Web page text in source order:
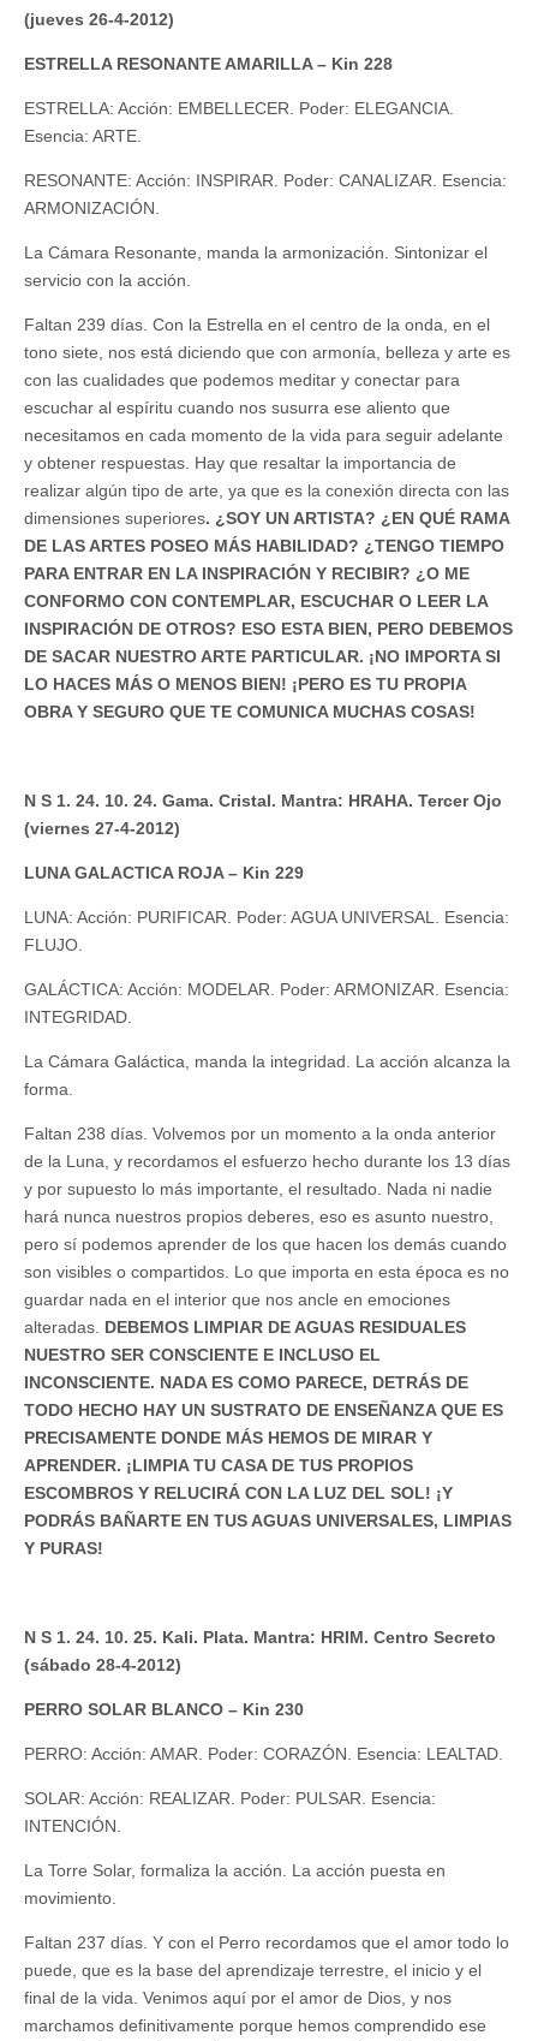
(jueves 26-4-2012)
ESTRELLA RESONANTE AMARILLA – Kin 228
ESTRELLA: Acción: EMBELLECER. Poder: ELEGANCIA.
Esencia: ARTE.
RESONANTE: Acción: INSPIRAR. Poder: CANALIZAR. Esencia:
ARMONIZACIÓN.
La Cámara Resonante, manda la armonización. Sintonizar el
servicio con la acción.
Faltan 239 días. Con la Estrella en el centro de la onda, en el
tono siete, nos está diciendo que con armonía, belleza y arte es
con las cualidades que podemos meditar y conectar para
escuchar al espíritu cuando nos susurra ese aliento que
necesitamos en cada momento de la vida para seguir adelante
y obtener respuestas. Hay que resaltar la importancia de
realizar algún tipo de arte, ya que es la conexión directa con las
dimensiones superiores. ¿SOY UN ARTISTA? ¿EN QUÉ RAMA
DE LAS ARTES POSEO MÁS HABILIDAD? ¿TENGO TIEMPO
PARA ENTRAR EN LA INSPIRACIÓN Y RECIBIR? ¿O ME
CONFORMO CON CONTEMPLAR, ESCUCHAR O LEER LA
INSPIRACIÓN DE OTROS? ESO ESTA BIEN, PERO DEBEMOS
DE SACAR NUESTRO ARTE PARTICULAR. ¡NO IMPORTA SI
LO HACES MÁS O MENOS BIEN! ¡PERO ES TU PROPIA
OBRA Y SEGURO QUE TE COMUNICA MUCHAS COSAS!
N S 1. 24. 10. 24. Gama. Cristal. Mantra: HRAHA. Tercer Ojo
(viernes 27-4-2012)
LUNA GALACTICA ROJA – Kin 229
LUNA: Acción: PURIFICAR. Poder: AGUA UNIVERSAL. Esencia:
FLUJO.
GALÁCTICA: Acción: MODELAR. Poder: ARMONIZAR. Esencia:
INTEGRIDAD.
La Cámara Galáctica, manda la integridad. La acción alcanza la
forma.
Faltan 238 días. Volvemos por un momento a la onda anterior
de la Luna, y recordamos el esfuerzo hecho durante los 13 días
y por supuesto lo más importante, el resultado. Nada ni nadie
hará nunca nuestros propios deberes, eso es asunto nuestro,
pero sí podemos aprender de los que hacen los demás cuando
son visibles o compartidos. Lo que importa en esta época es no
guardar nada en el interior que nos ancle en emociones
alteradas. DEBEMOS LIMPIAR DE AGUAS RESIDUALES
NUESTRO SER CONSCIENTE E INCLUSO EL
INCONSCIENTE. NADA ES COMO PARECE, DETRÁS DE
TODO HECHO HAY UN SUSTRATO DE ENSEÑANZA QUE ES
PRECISAMENTE DONDE MÁS HEMOS DE MIRAR Y
APRENDER. ¡LIMPIA TU CASA DE TUS PROPIOS
ESCOMBROS Y RELUCIRÁ CON LA LUZ DEL SOL! ¡Y
PODRÁS BAÑARTE EN TUS AGUAS UNIVERSALES, LIMPIAS
Y PURAS!
N S 1. 24. 10. 25. Kali. Plata. Mantra: HRIM. Centro Secreto
(sábado 28-4-2012)
PERRO SOLAR BLANCO – Kin 230
PERRO: Acción: AMAR. Poder: CORAZÓN. Esencia: LEALTAD.
SOLAR: Acción: REALIZAR. Poder: PULSAR. Esencia:
INTENCIÓN.
La Torre Solar, formaliza la acción. La acción puesta en
movimiento.
Faltan 237 días. Y con el Perro recordamos que el amor todo lo
puede, que es la base del aprendizaje terrestre, el inicio y el
final de la vida. Venimos aquí por el amor de Dios, y nos
marchamos definitivamente porque hemos comprendido ese